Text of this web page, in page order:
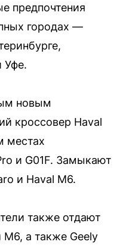
предпочтения
городах —
Уфе.
новым
кроссовер Haval
местах
и G01F. Замыкают
и Haval M6.
также отдают
M6, а также Geely